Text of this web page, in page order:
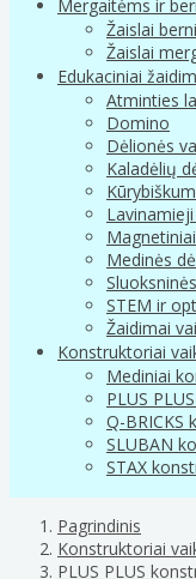
Mergaitėms ir
Žaislai
Žaislai
Edukaciniai
Atminties
Domino
Dėlionės
Kaladėlių
Medinės
STEM ir
Žaidimai
Konstruktoriai
Mediniai
PLUS
Q-BRICKS
SLUBAN
STAX
Pagrindinis
Konstruktoriai
PLUS PLUS